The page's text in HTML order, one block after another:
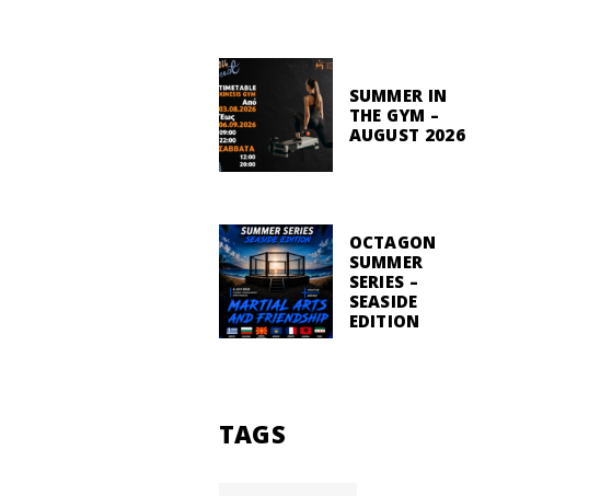
SUMMER IN
THE GYM –
AUGUST 2026
OCTAGON
SUMMER
SERIES –
SEASIDE
EDITION
TAGS